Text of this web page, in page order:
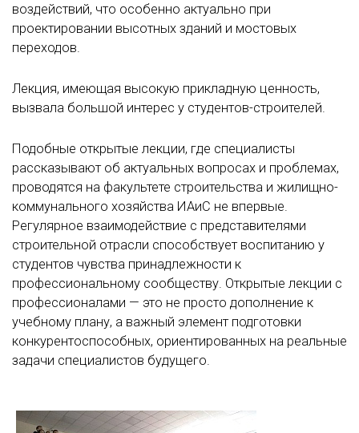
воздействий, что особенно актуально при
проектировании высотных зданий и мостовых
переходов.
Лекция, имеющая высокую прикладную ценность,
вызвала большой интерес у студентов-строителей.
Подобные открытые лекции, где специалисты
рассказывают об актуальных вопросах и проблемах,
проводятся на факультете строительства и жилищно-
коммунального хозяйства ИАиС не впервые.
Регулярное взаимодействие с представителями
строительной отрасли способствует воспитанию у
студентов чувства принадлежности к
профессиональному сообществу. Открытые лекции с
профессионалами — это не просто дополнение к
учебному плану, а важный элемент подготовки
конкурентоспособных, ориентированных на реальные
задачи специалистов будущего.